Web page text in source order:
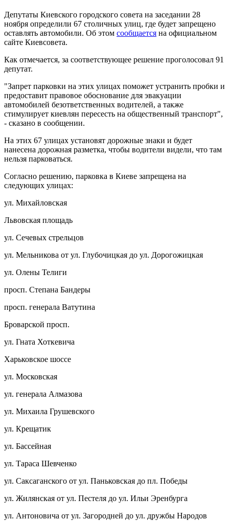
Депутаты Киевского городского совета на заседании 28
ноября определили 67 столичных улиц, где будет запрещено
оставлять автомобили. Об этом сообщается на официальном
сайте Киевсовета.
Как отмечается, за соответствующее решение проголосовал 91
депутат.
"Запрет парковки на этих улицах поможет устранить пробки и
предоставит правовое обоснование для эвакуации
автомобилей безответственных водителей, а также
стимулирует киевлян пересесть на общественный транспорт",
- сказано в сообщении.
На этих 67 улицах установят дорожные знаки и будет
нанесена дорожная разметка, чтобы водители видели, что там
нельзя парковаться.
Согласно решению, парковка в Киеве запрещена на
следующих улицах:
ул. Михайловская
Львовская площадь
ул. Сечевых стрельцов
ул. Мельникова от ул. Глубочицкая до ул. Дорогожицкая
ул. Олены Телиги
просп. Степана Бандеры
просп. генерала Ватутина
Броварской просп.
ул. Гната Хоткевича
Харьковское шоссе
ул. Московская
ул. генерала Алмазова
ул. Михаила Грушевского
ул. Крещатик
ул. Бассейная
ул. Тараса Шевченко
ул. Саксаганского от ул. Паньковская до пл. Победы
ул. Жилянская от ул. Пестеля до ул. Ильи Эренбурга
ул. Антоновича от ул. Загородней до ул. дружбы Народов